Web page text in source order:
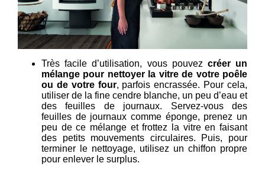
Très facile d’utilisation, vous pouvez créer un
mélange pour nettoyer la vitre de votre poêle
ou de votre four, parfois encrassée. Pour cela,
utiliser de la fine cendre blanche, un peu d’eau et
des feuilles de journaux. Servez-vous des
feuilles de journaux comme éponge, prenez un
peu de ce mélange et frottez la vitre en faisant
des petits mouvements circulaires. Puis, pour
terminer le nettoyage, utilisez un chiffon propre
pour enlever le surplus.